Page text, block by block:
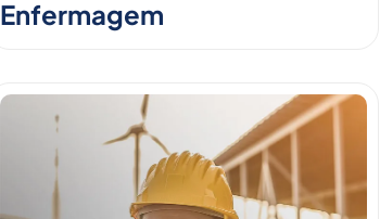
Enfermagem